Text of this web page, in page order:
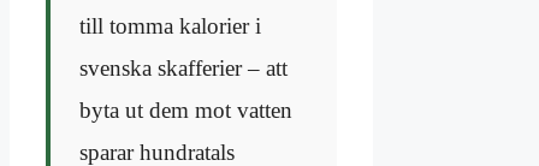
till tomma kalorier i
svenska skafferier – att
byta ut dem mot vatten
sparar hundratals